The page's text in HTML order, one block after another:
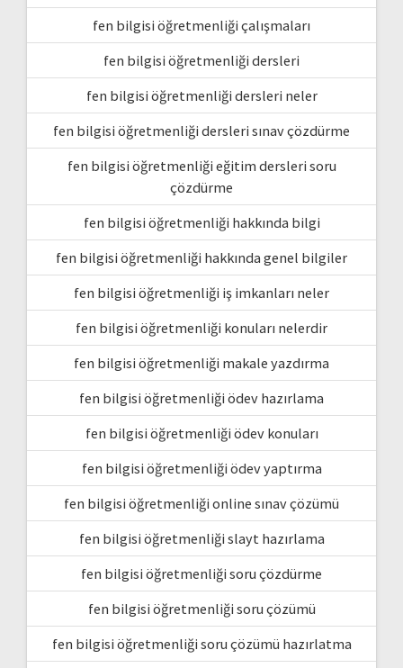
fen bilgisi öğretmenliği çalışmaları
fen bilgisi öğretmenliği dersleri
fen bilgisi öğretmenliği dersleri neler
fen bilgisi öğretmenliği dersleri sınav çözdürme
fen bilgisi öğretmenliği eğitim dersleri soru
çözdürme
fen bilgisi öğretmenliği hakkında bilgi
fen bilgisi öğretmenliği hakkında genel bilgiler
fen bilgisi öğretmenliği iş imkanları neler
fen bilgisi öğretmenliği konuları nelerdir
fen bilgisi öğretmenliği makale yazdırma
fen bilgisi öğretmenliği ödev hazırlama
fen bilgisi öğretmenliği ödev konuları
fen bilgisi öğretmenliği ödev yaptırma
fen bilgisi öğretmenliği online sınav çözümü
fen bilgisi öğretmenliği slayt hazırlama
fen bilgisi öğretmenliği soru çözdürme
fen bilgisi öğretmenliği soru çözümü
fen bilgisi öğretmenliği soru çözümü hazırlatma